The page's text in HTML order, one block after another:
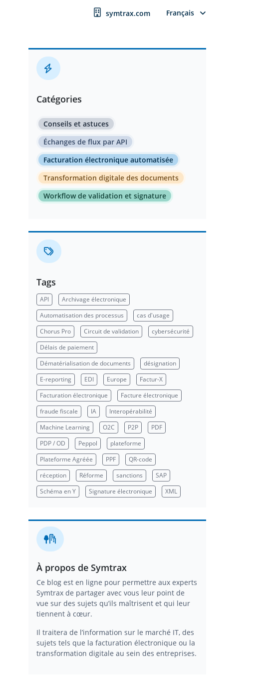
symtrax.com Français
Catégories
Conseils et astuces
Échanges de flux par API
Facturation électronique automatisée
Transformation digitale des documents
Workflow de validation et signature
Tags
API
Archivage électronique
Automatisation des processus
cas d'usage
Chorus Pro
Circuit de validation
cybersécurité
Délais de paiement
Dématérialisation de documents
désignation
E-reporting
EDI Europe
Factur-X
Facturation électronique
Facture électronique
fraude fiscale
IA
Interopérabilité
Machine Learning
O2C P2P
PDF
PDP / OD
Peppol
plateforme
Plateforme Agréée
PPF
QR-code
réception
Réforme sanctions
SAP
Schéma en Y
Signature électronique XML
À propos de Symtrax
Ce blog est en ligne pour permettre aux experts
Symtrax de partager avec vous leur point de
vue sur des sujets qu’ils maîtrisent et qui leur
tiennent à cœur.
Il traitera de l’information sur le marché IT, des
sujets tels que la facturation électronique ou la
transformation digitale au sein des entreprises.